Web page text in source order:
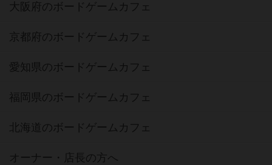
大阪府のボードゲームカフェ
京都府のボードゲームカフェ
愛知県のボードゲームカフェ
福岡県のボードゲームカフェ
北海道のボードゲームカフェ
オーナー・店長の方へ